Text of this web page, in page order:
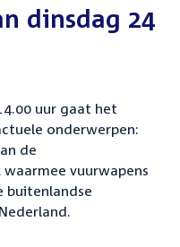
dinsdag 24
uur gaat het
onderwerpen:
de
vuurwapens
buitenlandse